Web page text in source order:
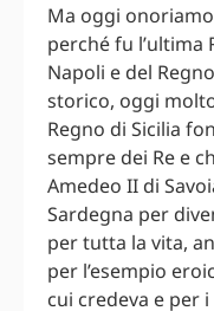
Ma oggi
perché fu l’ultima
Napoli e del
storico, oggi
Regno di Sicilia
sempre dei Re e
Amedeo II di
Sardegna per
per tutta la vita,
per l’esempio
cui credeva e per